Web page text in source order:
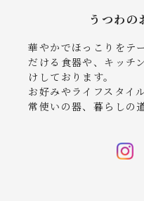
うつわの
華やかでほっこりをテ
だける食器や、キッチ
けしております。
お好みやライフスタイ
常使いの器、暮らしの